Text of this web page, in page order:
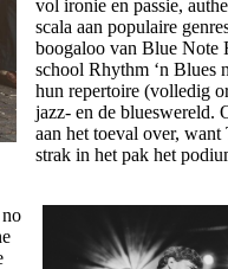
vol ironie en passie,
scala aan populaire
boogaloo van Blue Note
school Rhythm ‘n Blues
hun repertoire (volledig
jazz- en de blueswereld.
aan het toeval over,
strak in het pak het